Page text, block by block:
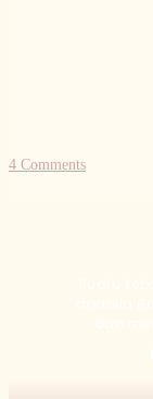
4 Comments